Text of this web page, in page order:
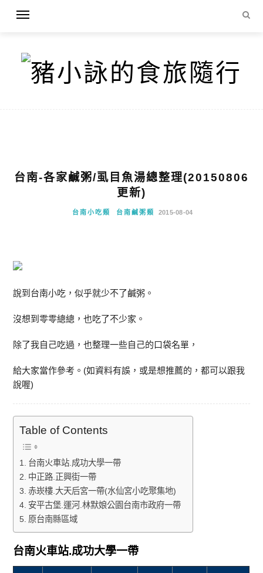
台南-各家鹹粥/虱目魚湯總整理(20150806
更新)
台南小吃類 台南鹹粥類 2015-08-04
說到台南小吃，似乎就少不了鹹粥。
沒想到零零總總，也吃了不少家。
除了我自己吃過，也整理一些自己的口袋名單，
給大家當作參考。(如資料有誤，或是想推薦的，都可以跟我
說喔)
Table of Contents
台南火車站.成功大學一帶
中正路.正興街一帶
赤崁樓.大天后宮一帶(水仙宮小吃聚集地)
安平古堡.運河.林默娘公園台南市政府一帶
原台南縣區域
台南火車站.成功大學一帶